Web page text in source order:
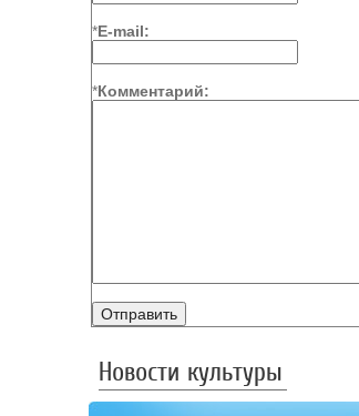
*E-mail:
*Комментарий:
Новости культуры